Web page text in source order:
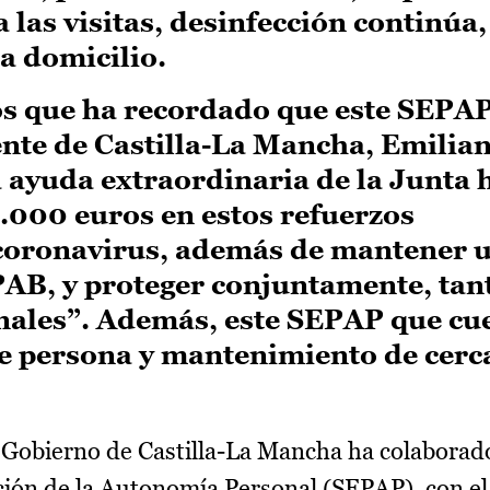
visitas, desinfección continúa,
domicilio.
que ha recordado que este
de Castilla-La Mancha,
ayuda extraordinaria de la Junta
euros en estos refuerzos
además de mantener
y proteger conjuntamente,
Además, este SEPAP que
persona y mantenimiento de
de Castilla-La Mancha ha